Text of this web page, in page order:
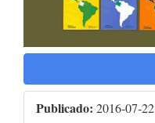
Publicado: 2016-07-22